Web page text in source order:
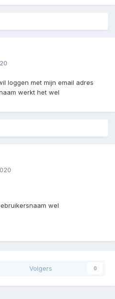
loggen met mijn email adres
werkt het wel
wel
Volgers 0